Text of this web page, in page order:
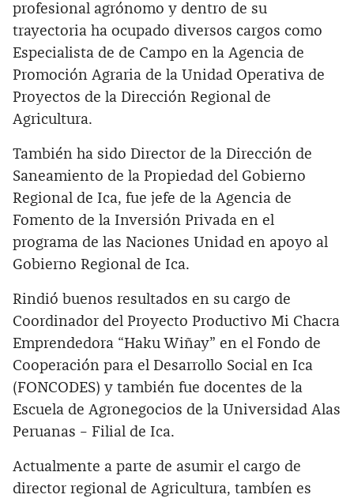
profesional agrónomo y dentro de su
trayectoria ha ocupado diversos cargos como
Especialista de de Campo en la Agencia de
Promoción Agraria de la Unidad Operativa de
Proyectos de la Dirección Regional de
Agricultura.
También ha sido Director de la Dirección de
Saneamiento de la Propiedad del Gobierno
Regional de Ica, fue jefe de la Agencia de
Fomento de la Inversión Privada en el
programa de las Naciones Unidad en apoyo al
Gobierno Regional de Ica.
Rindió buenos resultados en su cargo de
Coordinador del Proyecto Productivo Mi Chacra
Emprendedora “Haku Wiñay” en el Fondo de
Cooperación para el Desarrollo Social en Ica
(FONCODES) y también fue docentes de la
Escuela de Agronegocios de la Universidad Alas
Peruanas – Filial de Ica.
Actualmente a parte de asumir el cargo de
director regional de Agricultura, tambíen es